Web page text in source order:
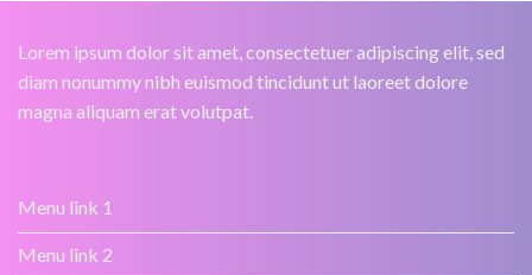
Lorem ipsum dolor sit amet, consectetuer adipiscing elit, sed
diam nonummy nibh euismod tincidunt ut laoreet dolore
magna aliquam erat volutpat.
Menu link 1
Menu link 2